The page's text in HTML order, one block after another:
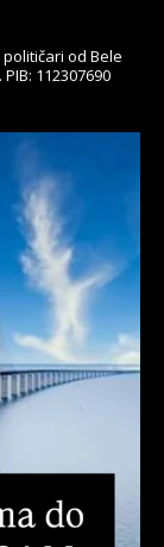
od Bele
PIB: 112307690